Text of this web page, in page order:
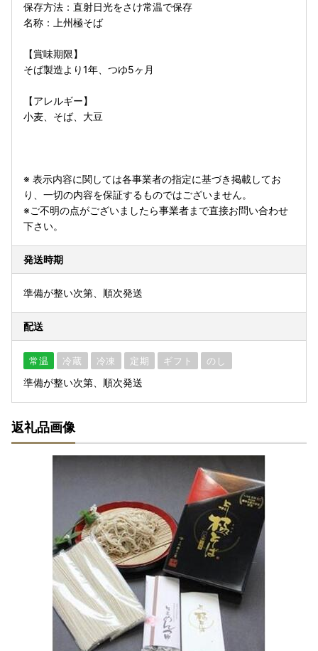
保存方法：直射日光をさけ常温で保存
名称：上州極そば
【賞味期限】
そば製造より1年、つゆ5ヶ月
【アレルギー】
小麦、そば、大豆
※ 表示内容に関しては各事業者の指定に基づき掲載してお
り、一切の内容を保証するものではございません。
※ご不明の点がございましたら事業者まで直接お問い合わせ
下さい。
発送時期
準備が整い次第、順次発送
配送
常温 冷蔵 冷凍 定期 ギフト のし
準備が整い次第、順次発送
返礼品画像